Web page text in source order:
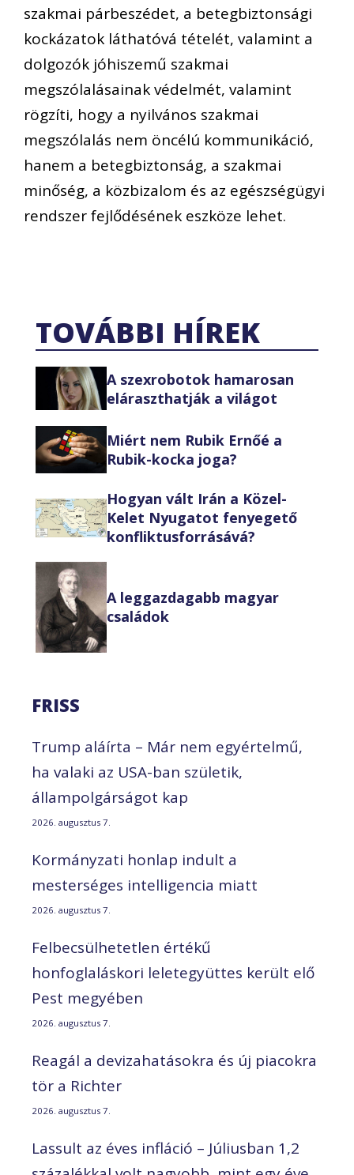
szakmai párbeszédet, a betegbiztonsági
kockázatok láthatóvá tételét, valamint a
dolgozók jóhiszemű szakmai
megszólalásainak védelmét, valamint
rögzíti, hogy a nyilvános szakmai
megszólalás nem öncélú kommunikáció,
hanem a betegbiztonság, a szakmai
minőség, a közbizalom és az egészségügyi
rendszer fejlődésének eszköze lehet.
TOVÁBBI HÍREK
A szexrobotok hamarosan
eláraszthatják a világot
Miért nem Rubik Ernőé a
Rubik-kocka joga?
Hogyan vált Irán a Közel-
Kelet Nyugatot fenyegető
konfliktusforrásává?
A leggazdagabb magyar
családok
FRISS
Trump aláírta – Már nem egyértelmű,
ha valaki az USA-ban születik,
állampolgárságot kap
2026. augusztus 7.
Kormányzati honlap indult a
mesterséges intelligencia miatt
2026. augusztus 7.
Felbecsülhetetlen értékű
honfoglaláskori leletegyüttes került elő
Pest megyében
2026. augusztus 7.
Reagál a devizahatásokra és új piacokra
tör a Richter
2026. augusztus 7.
Lassult az éves infláció – Júliusban 1,2